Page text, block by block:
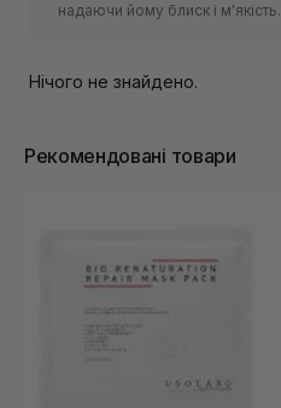
надаючи йому блиск і м'якість.
Нічого не знайдено.
Рекомендовані товари